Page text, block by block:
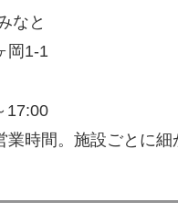
なと
岡1-1
17:00
時間。施設ごとに細